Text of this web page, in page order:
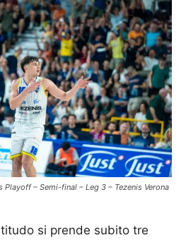
– Semi-final – Leg 3 – Tezenis Verona
si prende subito tre